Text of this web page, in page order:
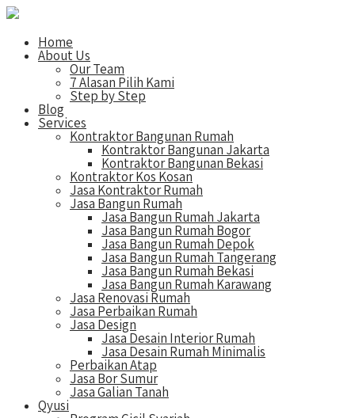
Home
About Us
Our Team
7 Alasan Pilih Kami
Step by Step
Blog
Services
Kontraktor Bangunan Rumah
Kontraktor Bangunan Jakarta
Kontraktor Bangunan Bekasi
Kontraktor Kos Kosan
Jasa Kontraktor Rumah
Jasa Bangun Rumah
Jasa Bangun Rumah Jakarta
Jasa Bangun Rumah Bogor
Jasa Bangun Rumah Depok
Jasa Bangun Rumah Tangerang
Jasa Bangun Rumah Bekasi
Jasa Bangun Rumah Karawang
Jasa Renovasi Rumah
Jasa Perbaikan Rumah
Jasa Design
Jasa Desain Interior Rumah
Jasa Desain Rumah Minimalis
Perbaikan Atap
Jasa Bor Sumur
Jasa Galian Tanah
Qyusi